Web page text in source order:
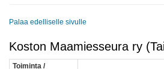
Palaa edelliselle sivulle
Koston Maamiesseura ry
Toiminta /